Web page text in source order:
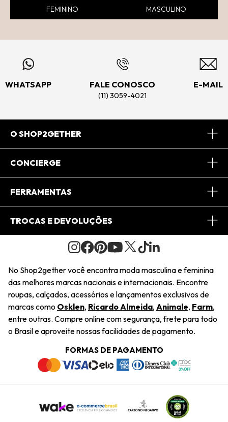
FEMININO MASCULINO
WHATSAPP FALE CONOSCO
(11) 3059-4021
E-MAIL
O SHOP2GETHER
Sobre Nós
Journal
Saiu na Mídia
Sustentabilidade
Navegando
Termos e Condições
Trabalhe Conosco
CONCIERGE
Central de Relacionamento
Regulamento e Promoções
FERRAMENTAS
Minha Conta
Pedido de Presente
Wishlist
TROCAS E DEVOLUÇÕES
Condições Gerais
Troca Fácil
Restituição de Pagamento
Dúvidas Frequentes
Termos e Condições
Política de Privacidade
No Shop2gether você encontra moda masculina e feminina
das melhores marcas nacionais e internacionais. Encontre
roupas, calçados, acessórios e lançamentos exclusivos de
marcas como Osklen, Ricardo Almeida, Animale, Farm,
entre outras. Compre online com segurança, frete para todo
o Brasil e aproveite nossas facilidades de pagamento.
FORMAS DE PAGAMENTO